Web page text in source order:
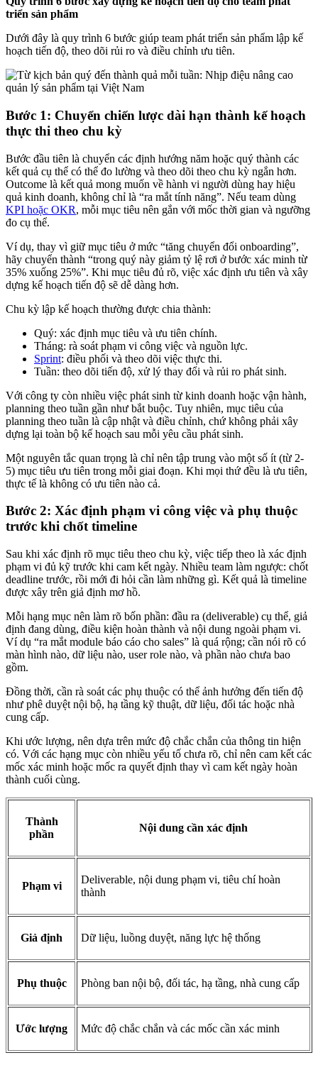
triển sản phẩm
Dưới đây là quy trình 6 bước giúp team phát triển sản phẩm lập kế
hoạch tiến độ, theo dõi rủi ro và điều chỉnh ưu tiên.
Bước 1: Chuyển chiến lược dài hạn thành kế hoạch
thực thi theo chu kỳ
Bước đầu tiên là chuyển các định hướng năm hoặc quý thành các
kết quả cụ thể có thể đo lường và theo dõi theo chu kỳ ngắn hơn.
Outcome là kết quả mong muốn về hành vi người dùng hay hiệu
quả kinh doanh, không chỉ là “ra mắt tính năng”. Nếu team dùng
KPI hoặc OKR, mỗi mục tiêu nên gắn với mốc thời gian và ngưỡng
đo cụ thể.
Ví dụ, thay vì giữ mục tiêu ở mức “tăng chuyển đổi onboarding”,
hãy chuyển thành “trong quý này giảm tỷ lệ rơi ở bước xác minh từ
35% xuống 25%”. Khi mục tiêu đủ rõ, việc xác định ưu tiên và xây
dựng kế hoạch tiến độ sẽ dễ dàng hơn.
Chu kỳ lập kế hoạch thường được chia thành:
Quý: xác định mục tiêu và ưu tiên chính.
Tháng: rà soát phạm vi công việc và nguồn lực.
Sprint: điều phối và theo dõi việc thực thi.
Tuần: theo dõi tiến độ, xử lý thay đổi và rủi ro phát sinh.
Với công ty còn nhiều việc phát sinh từ kinh doanh hoặc vận hành,
planning theo tuần gần như bắt buộc. Tuy nhiên, mục tiêu của
planning theo tuần là cập nhật và điều chỉnh, chứ không phải xây
dựng lại toàn bộ kế hoạch sau mỗi yêu cầu phát sinh.
Một nguyên tắc quan trọng là chỉ nên tập trung vào một số ít (từ 2-
5) mục tiêu ưu tiên trong mỗi giai đoạn. Khi mọi thứ đều là ưu tiên,
thực tế là không có ưu tiên nào cả.
Bước 2: Xác định phạm vi công việc và phụ thuộc
trước khi chốt timeline
Sau khi xác định rõ mục tiêu theo chu kỳ, việc tiếp theo là xác định
phạm vi đủ kỹ trước khi cam kết ngày. Nhiều team làm ngược: chốt
deadline trước, rồi mới đi hỏi cần làm những gì. Kết quả là timeline
được xây trên giả định mơ hồ.
Mỗi hạng mục nên làm rõ bốn phần: đầu ra (deliverable) cụ thể, giả
định đang dùng, điều kiện hoàn thành và nội dung ngoài phạm vi.
Ví dụ “ra mắt module báo cáo cho sales” là quá rộng; cần nói rõ có
màn hình nào, dữ liệu nào, user role nào, và phần nào chưa bao
gồm.
Đồng thời, cần rà soát các phụ thuộc có thể ảnh hưởng đến tiến độ
như phê duyệt nội bộ, hạ tầng kỹ thuật, dữ liệu, đối tác hoặc nhà
cung cấp.
Khi ước lượng, nên dựa trên mức độ chắc chắn của thông tin hiện
có. Với các hạng mục còn nhiều yếu tố chưa rõ, chỉ nên cam kết các
mốc xác minh hoặc mốc ra quyết định thay vì cam kết ngày hoàn
thành cuối cùng.
Thành
phần
Nội dung cần xác định
Phạm vi
Deliverable, nội dung phạm vi, tiêu chí hoàn
thành
Giả định Dữ liệu, luồng duyệt, năng lực hệ thống
Phụ thuộc Phòng ban nội bộ, đối tác, hạ tầng, nhà cung cấp
Ước lượng Mức độ chắc chắn và các mốc cần xác minh